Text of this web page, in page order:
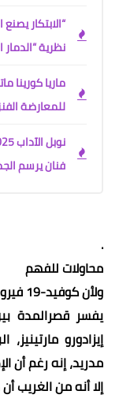
نظرية “الدمار
للمعارضة
فنان يرسم
.
محاولات للفهم
يفسر قصرالمدة
إيزادورو
مدريد، إنه رغم أن
إلا أنه من